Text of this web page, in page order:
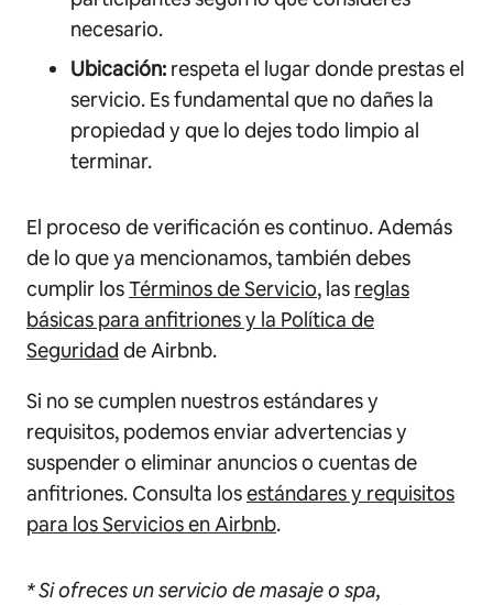
necesario.
Ubicación: respeta el lugar donde prestas el
servicio. Es fundamental que no dañes la
propiedad y que lo dejes todo limpio al
terminar.
El proceso de verificación es continuo. Además
de lo que ya mencionamos, también debes
cumplir losTérminos de Servicio, las reglas
básicas para anfitriones y la Política de
Seguridad de Airbnb.
Si no se cumplen nuestros estándares y
requisitos, podemos enviar advertencias y
suspender o eliminar anuncios o cuentas de
anfitriones. Consulta losestándares y requisitos
para los Servicios en Airbnb.
* Si ofreces un servicio de masaje o spa,